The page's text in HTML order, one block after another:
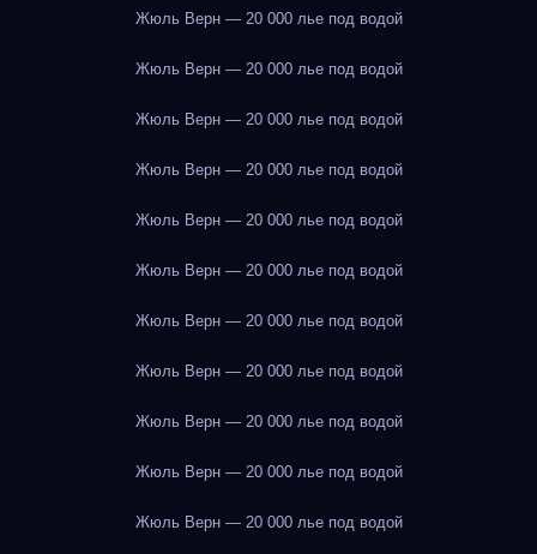
Жюль Верн — 20 000 лье под водой
Жюль Верн — 20 000 лье под водой
Жюль Верн — 20 000 лье под водой
Жюль Верн — 20 000 лье под водой
Жюль Верн — 20 000 лье под водой
Жюль Верн — 20 000 лье под водой
Жюль Верн — 20 000 лье под водой
Жюль Верн — 20 000 лье под водой
Жюль Верн — 20 000 лье под водой
Жюль Верн — 20 000 лье под водой
Жюль Верн — 20 000 лье под водой